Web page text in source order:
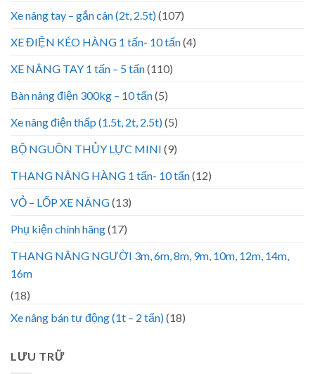
Xe nâng tay – gắn cân (2t, 2.5t)(107)
XE ĐIỆN KÉO HÀNG 1 tấn- 10 tấn(4)
XE NÂNG TAY 1 tấn – 5 tấn(110)
Bàn nâng điện 300kg – 10 tấn(5)
Xe nâng điện thấp (1.5t, 2t, 2.5t)(5)
BỘ NGUỒN THỦY LỰC MINI (9)
THANG NÂNG HÀNG 1 tấn- 10 tấn(12)
VỎ – LỐP XE NÂNG(13)
Phụ kiện chính hãng(17)
THANG NÂNG NGƯỜI 3m, 6m, 8m, 9m, 10m, 12m, 14m,
16m
(18)
Xe nâng bán tự động (1t – 2 tấn)(18)
LƯU TRỮ